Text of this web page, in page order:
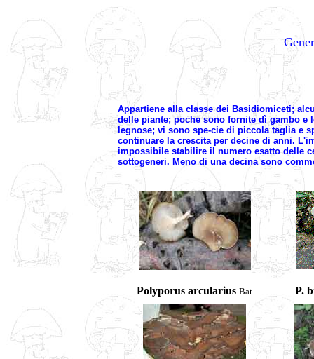
Appartiene alla classe dei Basidiomiceti;
delle piante; poche sono fornite dì gambo e
legnose; vi sono spe-cie di piccola taglia e
continuare la crescita per decine di anni.
impossibile stabilire il numero esatto delle
sottogeneri. Meno di una decina sono
Polyporus arcularius Bat P.